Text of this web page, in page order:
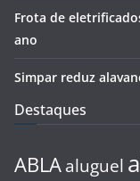
Frota de
ano
Simpar reduz
Destaques
ABLA aluguel